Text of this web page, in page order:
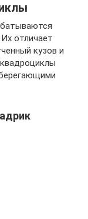
отличает
кузов и